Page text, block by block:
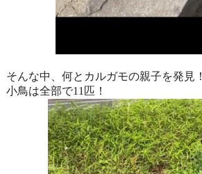
そんな中、何とカルガモの親子を発見！
小鳥は全部で11匹！